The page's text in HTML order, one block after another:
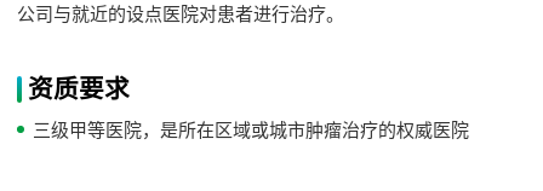
公司与就近的设点医院对患者进行治疗。
资质要求
三级甲等医院，是所在区域或城市肿瘤治疗的权威医院